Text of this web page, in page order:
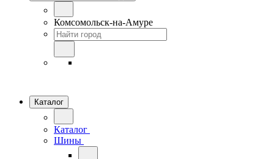
Комсомольск-на-Амуре
Каталог
Каталог
Шины